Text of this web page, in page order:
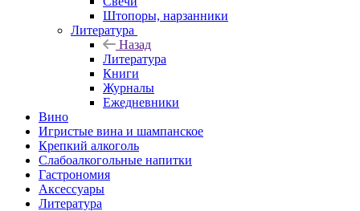
Штопоры, нарзанники
Литература
Назад
Литература
Книги
Журналы
Ежедневники
Вино
Игристые вина и шампанское
Крепкий алкоголь
Слабоалкогольные напитки
Гастрономия
Аксессуары
Литература